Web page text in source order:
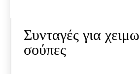
Συνταγές για
σούπες